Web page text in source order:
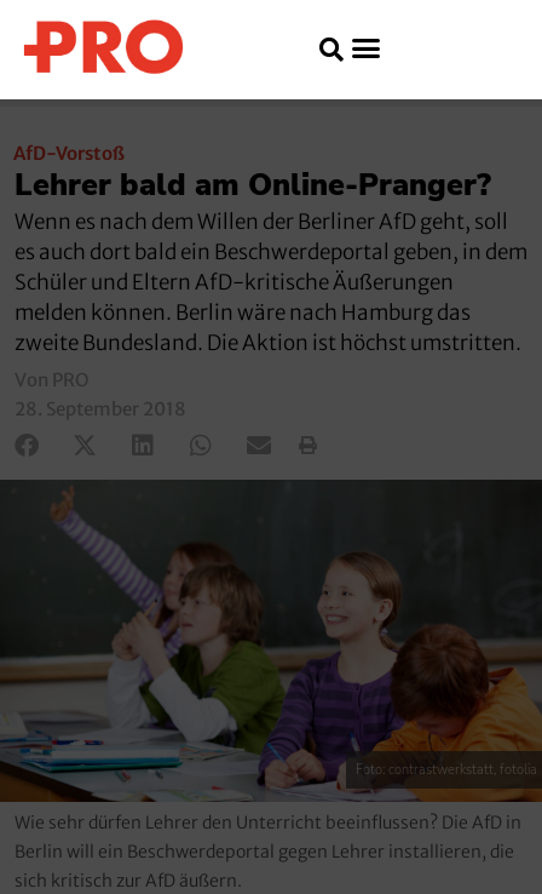
AfD-Vorstoß
Lehrer bald am Online-Pranger?
Wenn es nach dem Willen der Berliner AfD geht, soll
es auch dort bald ein Beschwerdeportal geben, in dem
Schüler und Eltern AfD-kritische Äußerungen
melden können. Berlin wäre nach Hamburg das
zweite Bundesland. Die Aktion ist höchst umstritten.
Von PRO
28. September 2018
Foto: contrastwerkstatt, fotolia
Wie sehr dürfen Lehrer den Unterricht beeinflussen? Die AfD in
Berlin will ein Beschwerdeportal gegen Lehrer installieren, die
sich kritisch zur AfD äußern.